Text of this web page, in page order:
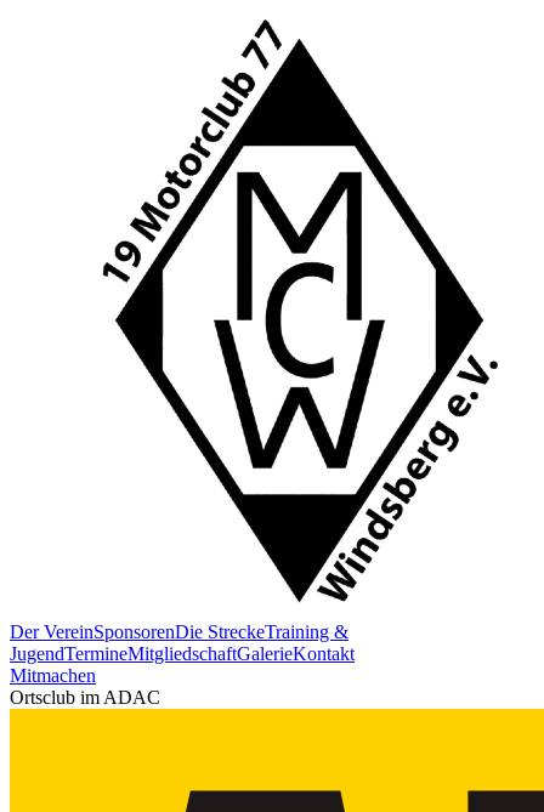
Der VereinSponsorenDie StreckeTraining &
JugendTermineMitgliedschaftGalerieKontakt
Mitmachen
Ortsclub im ADAC